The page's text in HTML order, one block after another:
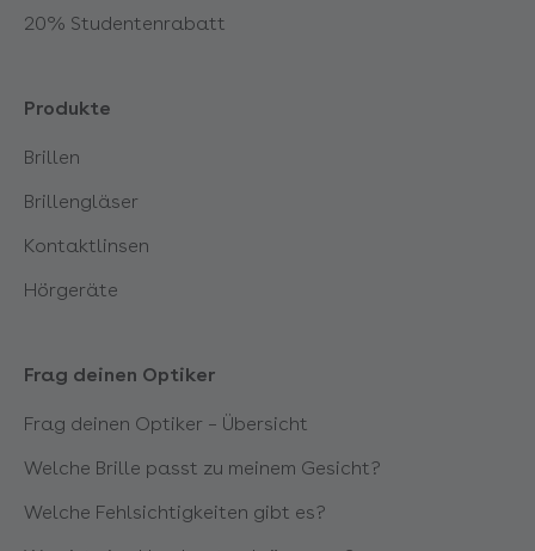
Ludwigsburg Breuningerland
Mannheim
Mannheim Feudenheim
Nagold
Neu-Ulm
Nördlingen
20% Studentenrabatt
Produkte
Brillen
Brillengläser
Kontaktlinsen
Hörgeräte
Frag deinen Optiker
Frag deinen Optiker – Übersicht
Welche Brille passt zu meinem Gesicht?
Welche Fehlsichtigkeiten gibt es?